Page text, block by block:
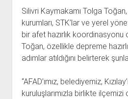
Silivri Kaymakamı Tolga
kurumları, STK’lar ve yerel
bir afet hazırlık koordinasyonu
Toğan, özellikle depreme
adımlar atıldığını belirterek
“AFAD’ımız, belediyemiz,
kuruluşlarımızla birlikte ilçemizi